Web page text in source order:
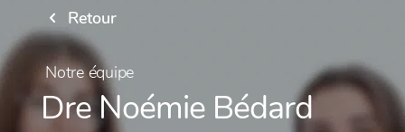
Retour
Notre équipe
Dre Noémie Bédard